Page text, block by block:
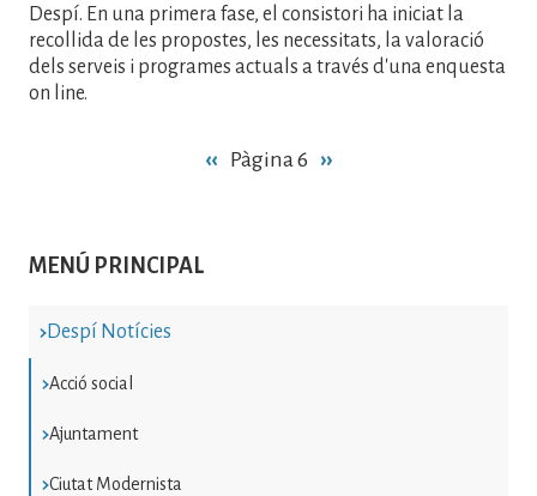
MENÚ PRINCIPAL
Despí Notícies
Acció social
Ajuntament
Ciutat Modernista
Despí. En una primera fase, el consistori ha iniciat la
recollida de les propostes, les necessitats, la valoració
dels serveis i programes actuals a través d'una enquesta
on line.
Pàgina
‹‹ Pàgina 6 Pàgina
››